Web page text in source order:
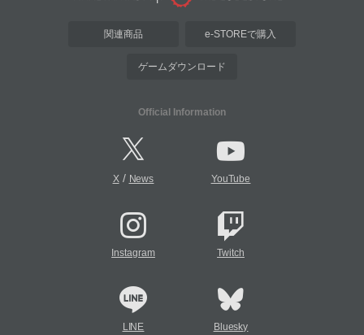
関連商品 e-STOREで購入
ゲームダウンロード
Official Information
X/ News YouTube
Instagram Twitch
LINE Bluesky